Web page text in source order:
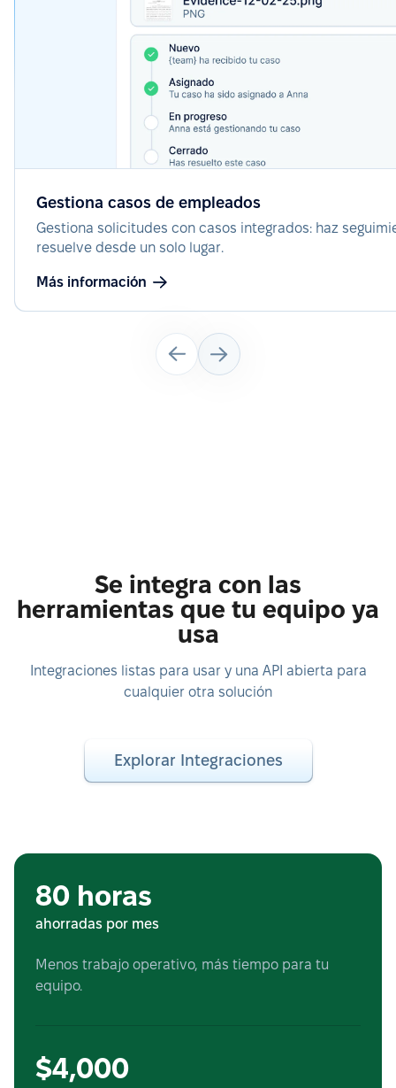
Gestiona casos de empleados
Gestiona solicitudes con casos integrados: haz
resuelve desde un solo lugar.
Más información
Se integra con las
herramientas que tu equipo ya
usa
Integraciones listas para usar y una API abierta para
cualquier otra solución
Explorar Integraciones
80 horas
ahorradas por mes
Menos trabajo operativo, más tiempo para tu
equipo.
$4,000